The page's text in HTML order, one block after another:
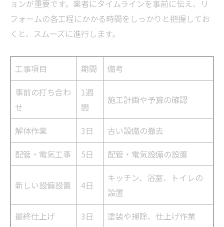
ョンが重要です。業者にタイムラインを事前に伝え、リ
フォームの各工程にかかる時間をしっかりと把握してお
くと、スムーズに進行します。
工事項目 期間
備考
事前の打ち合わ
せ
1週
間
施工計画や予算の確認
解体作業 3日
古い設備の撤去
配管・電気工事
5日 配管・電気設備の設置
新しい設備設置 4日
キッチン、浴室、トイレの
設置
最終仕上げ
3日 塗装や掃除、仕上げ作業